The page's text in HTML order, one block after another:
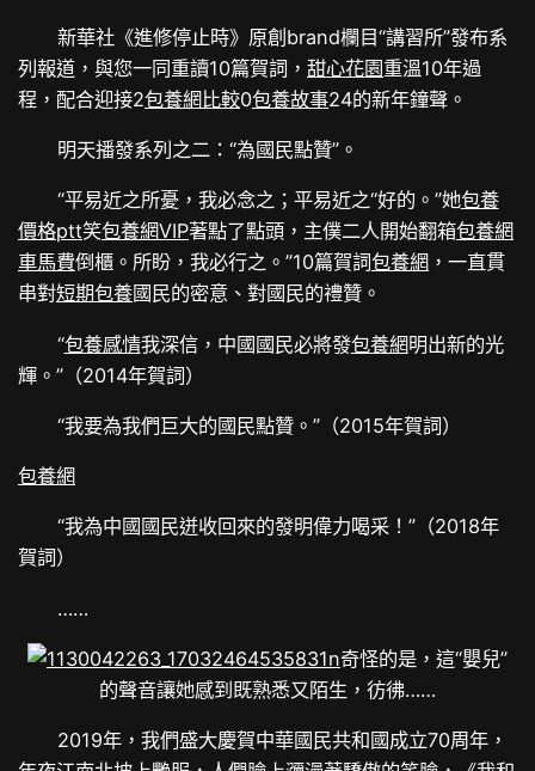
新華社《進修停止時》原創brand欄目“講習所”發布系
列報道，與您一同重讀10篇賀詞，甜心花園重溫10年過
程，配合迎接2包養網比較0包養故事24的新年鐘聲。
明天播發系列之二：“為國民點贊”。
“平易近之所憂，我必念之；平易近之“好的。”她包養
價格ptt笑包養網VIP著點了點頭，主僕二人開始翻箱包養網
車馬費倒櫃。所盼，我必行之。”10篇賀詞包養網 ，一直貫
串對短期包養國民的密意、對國民的禮贊。
“包養感情我深信，中國國民必將發包養網明出新的光
輝。”（2014年賀詞）
“我要為我們巨大的國民點贊。”（2015年賀詞）
包養網
“我為中國國民迸收回來的發明偉力喝采！”（2018年
賀詞）
……
奇怪的是，這“嬰兒”
的聲音讓她感到既熟悉又陌生，彷彿……
2019年，我們盛大慶賀中華國民共和國成立70周年，